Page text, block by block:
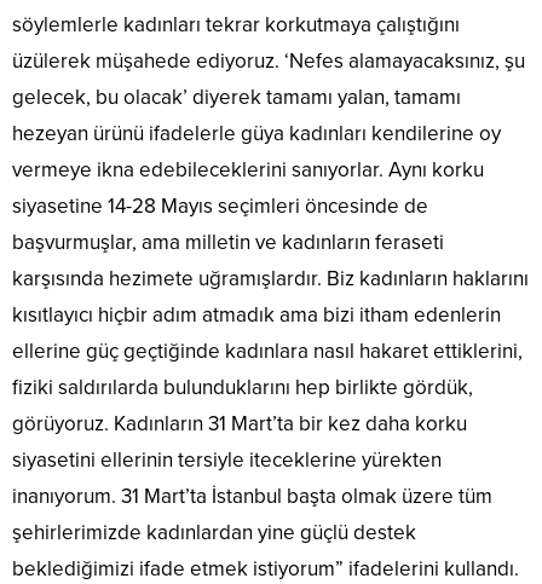
söylemlerle kadınları tekrar korkutmaya çalıştığını
üzülerek müşahede ediyoruz. ‘Nefes alamayacaksınız, şu
gelecek, bu olacak’ diyerek tamamı yalan, tamamı
hezeyan ürünü ifadelerle güya kadınları kendilerine oy
vermeye ikna edebileceklerini sanıyorlar. Aynı korku
siyasetine 14-28 Mayıs seçimleri öncesinde de
başvurmuşlar, ama milletin ve kadınların feraseti
karşısında hezimete uğramışlardır. Biz kadınların haklarını
kısıtlayıcı hiçbir adım atmadık ama bizi itham edenlerin
ellerine güç geçtiğinde kadınlara nasıl hakaret ettiklerini,
fiziki saldırılarda bulunduklarını hep birlikte gördük,
görüyoruz. Kadınların 31 Mart’ta bir kez daha korku
siyasetini ellerinin tersiyle iteceklerine yürekten
inanıyorum. 31 Mart’ta İstanbul başta olmak üzere tüm
şehirlerimizde kadınlardan yine güçlü destek
beklediğimizi ifade etmek istiyorum” ifadelerini kullandı.